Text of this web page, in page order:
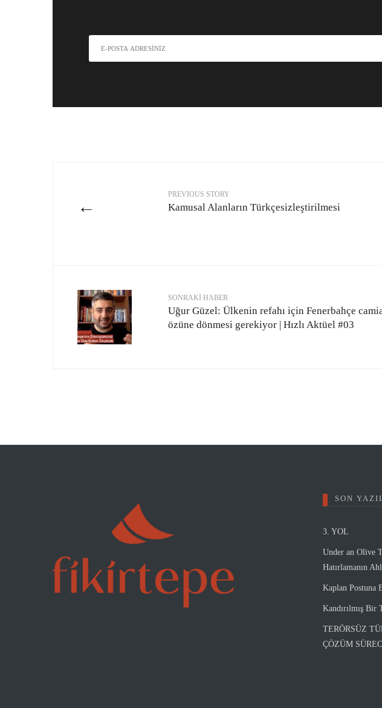
←
PREVIOUS STORY
Kamusal Alanların Türkçesizleştirilmesi
SONRAKI HABER
Uğur Güzel: Ülkenin refahı için Fenerbahçe
özüne dönmesi gerekiyor | Hızlı Aktüel #03
SON
3. YOL
Under an Olive
Hatırlamanın
Kaplan Postuna
Kandırılmış
TERÖRSÜZ
ÇÖZÜM